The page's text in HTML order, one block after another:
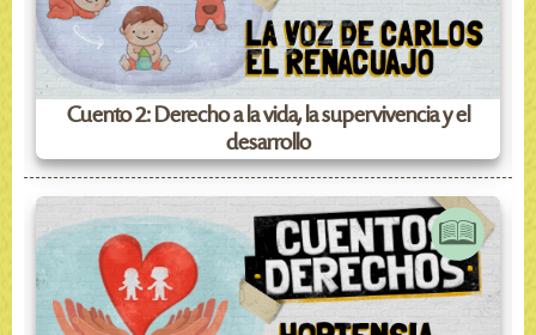
Cuento 2: Derecho a la vida, la supervivencia y el
desarrollo